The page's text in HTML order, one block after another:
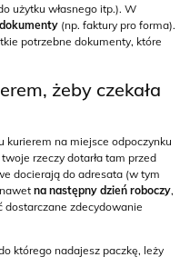
użytku własnego itp.). W
(np. faktury pro forma).
potrzebne dokumenty, które
żeby czekała
kurierem na miejsce odpoczynku
rzeczy dotarła tam przed
docierają do adresata (w tym
na następny dzień roboczy,
dostarczane zdecydowanie
którego nadajesz paczkę, leży